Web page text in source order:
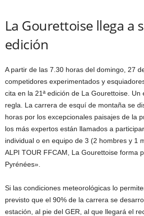
La Gourettoise llega a
edición
A partir de las 7.30 horas del domingo, 27
competidores experimentados y
cita en la 21ª edición de La Gourettoise. Un
regla. La carrera de esquí de montaña se
horas por los excepcionales paisajes de la
los más expertos están llamados a
individual o en equipo de 3 (2 hombres y 1
ALPI TOUR FFCAM, La Gourettoise forma
Pyrénées».
Si las condiciones meteorológicas lo
previsto que el 90% de la carrera se
estación, al pie del GER, al que llegará el